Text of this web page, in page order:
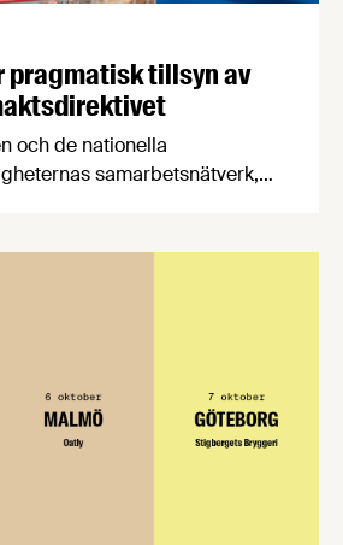
pragmatisk tillsyn av
och de nationella
samarbetsnätverk,